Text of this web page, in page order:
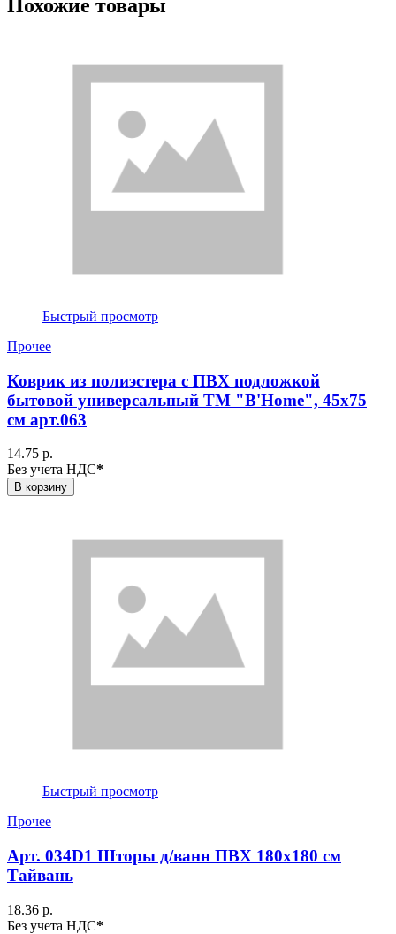
Похожие товары
Быстрый просмотр
Прочее
Коврик из полиэстера с ПВХ подложкой
бытовой универсальный ТМ "B'Home", 45х75
см арт.063
14.75 р.
Без учета НДС*
В корзину
Быстрый просмотр
Прочее
Арт. 034D1 Шторы д/ванн ПВХ 180х180 см
Тайвань
18.36 р.
Без учета НДС*